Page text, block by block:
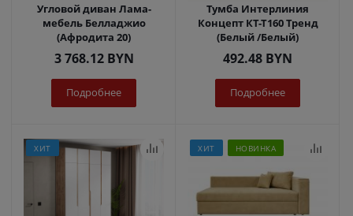
Угловой диван Лама-
мебель Белладжио
(Афродита 20)
3 768.12BYN
Подробнее
Тумба Интерлиния
Концепт КТ-Т160 Тренд
(Белый /Белый)
492.48 BYN
Подробнее
ХИТ ХИТ НОВИНКА